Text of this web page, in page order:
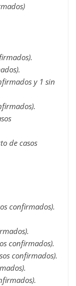
y 1 sin
de casos
confirmados).
confirmados).
confirmados).